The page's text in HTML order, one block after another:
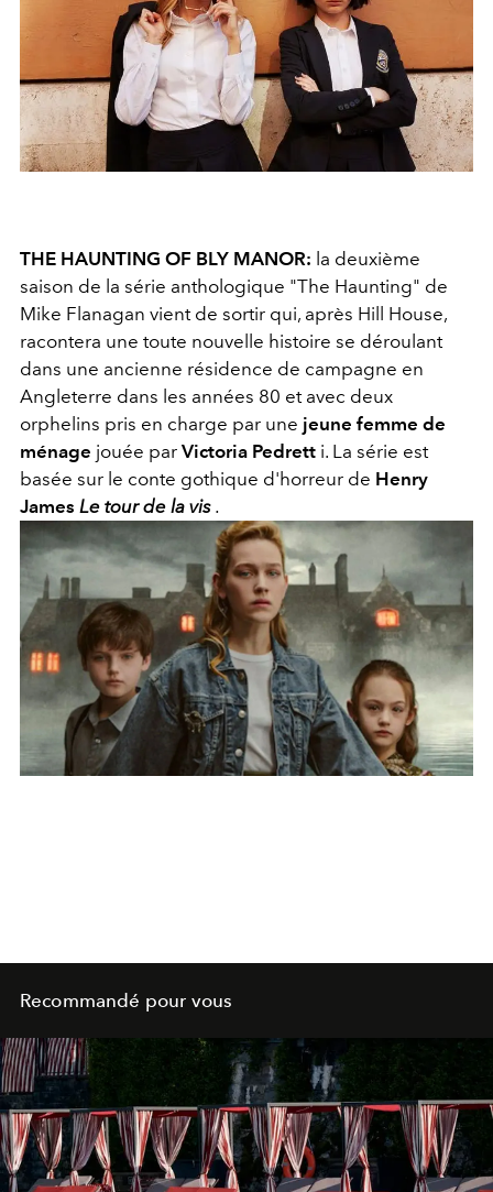
THE HAUNTING OF BLY MANOR: la deuxième
saison de la série anthologique "The Haunting" de
Mike Flanagan vient de sortir qui, après Hill House,
racontera une toute nouvelle histoire se déroulant
dans une ancienne résidence de campagne en
Angleterre dans les années 80 et avec deux
orphelins pris en charge par une jeune femme de
ménage jouée par Victoria Pedrett i. La série est
basée sur le conte gothique d'horreur de Henry
James Le tour de la vis .
Recommandé pour vous